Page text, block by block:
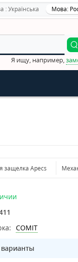
: Українська Мова:
Я ищу, например,
защелка Apecs
COMIT